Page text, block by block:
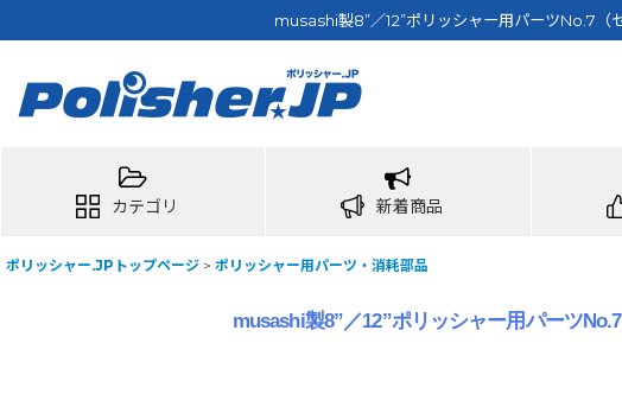
musashi製8”／12”ポリッシャー用パーツNo.7
カテゴリ 新着商品
ポリッシャー.JPトップページ > ポリッシャー用パーツ・消耗部品
musashi製8”／12”ポリッシャー用パーツ